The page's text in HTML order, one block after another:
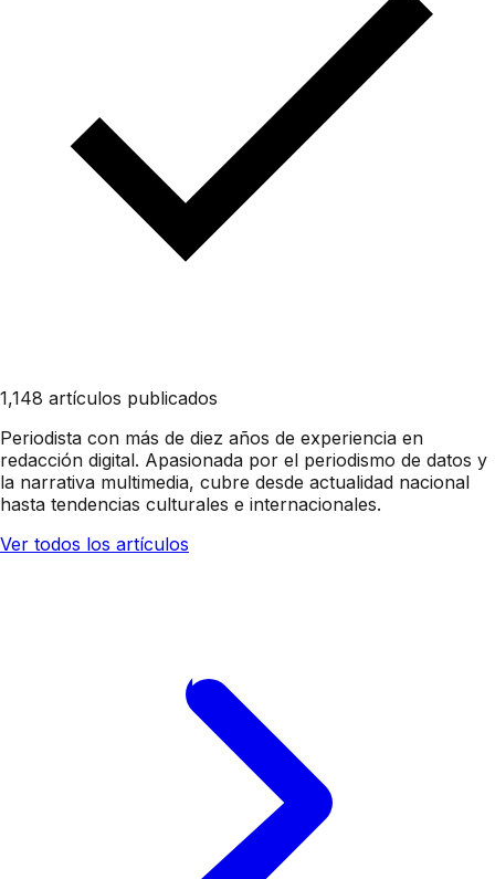
1,148 artículos publicados
Periodista con más de diez años de experiencia en
redacción digital. Apasionada por el periodismo de datos y
la narrativa multimedia, cubre desde actualidad nacional
hasta tendencias culturales e internacionales.
Ver todos los artículos